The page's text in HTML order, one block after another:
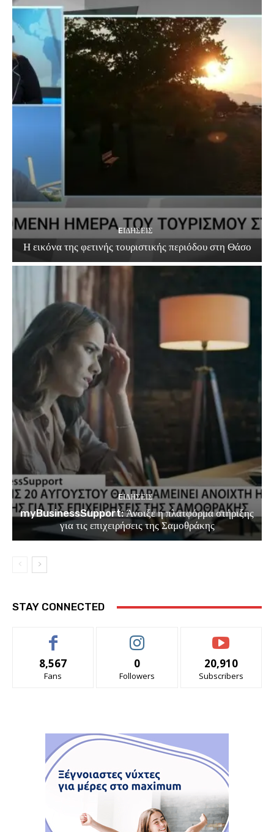
EΙΔΗΣΕΙΣ
Η εικόνα της φετινής τουριστικής περιόδου στη Θάσο
EΙΔΗΣΕΙΣ
myBusinessSupport: Άνοιξε η πλατφόρμα στήριξης
για τις επιχειρήσεις της Σαμοθράκης
STAY CONNECTED
8,567
Fans
0
Followers
20,910
Subscribers